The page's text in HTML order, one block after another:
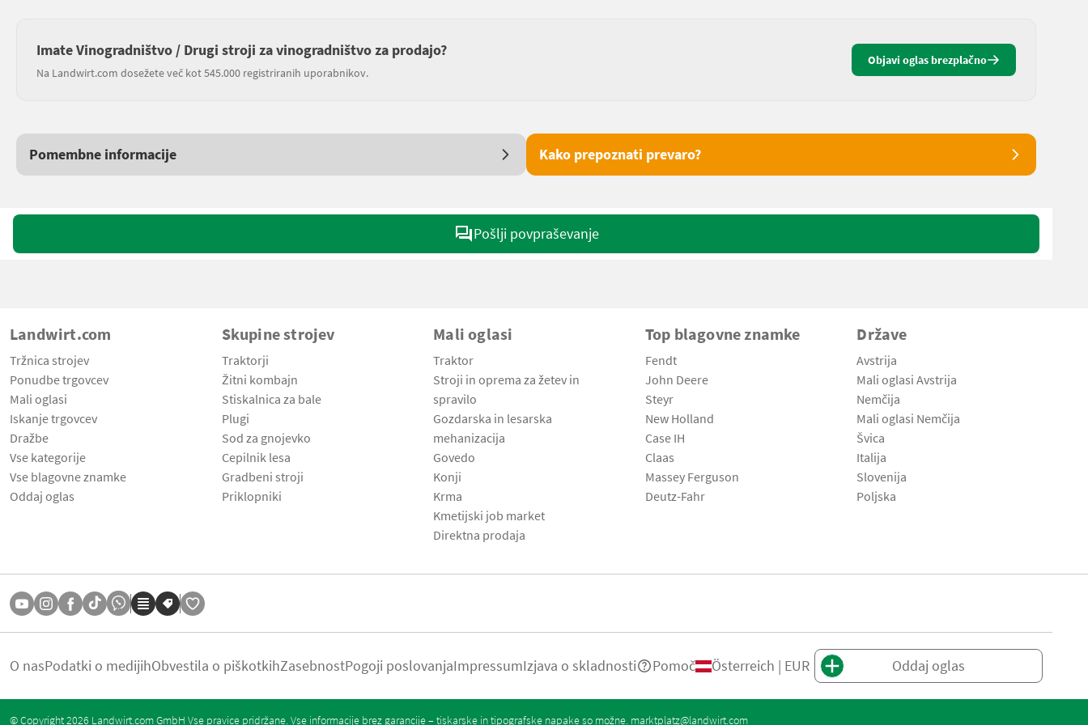
Imate Vinogradništvo / Drugi stroji za vinogradništvo za prodajo?
Na Landwirt.com dosežete več kot 545.000 registriranih uporabnikov.
Objavi oglas brezplačno
Pomembne informacije Kako prepoznati prevaro?
Pošlji povpraševanje
Landwirt.com
Tržnica strojev
Ponudbe trgovcev
Mali oglasi
Iskanje trgovcev
Dražbe
Vse kategorije
Vse blagovne znamke
Oddaj oglas
Skupine strojev
Traktorji
Žitni kombajn
Stiskalnica za bale
Plugi
Sod za gnojevko
Cepilnik lesa
Gradbeni stroji
Priklopniki
Mali oglasi
Traktor
Stroji in oprema za žetev in
spravilo
Gozdarska in lesarska
mehanizacija
Govedo
Konji
Krma
Kmetijski job market
Direktna prodaja
Top blagovne znamke
Fendt
John Deere
Steyr
New Holland
Case IH
Claas
Massey Ferguson
Deutz-Fahr
Države
Avstrija
Mali oglasi Avstrija
Nemčija
Mali oglasi Nemčija
Švica
Italija
Slovenija
Poljska
O nasPodatki o medijihObvestila o piškotkihZasebnostPogoji poslovanjaImpressumIzjava o skladnosti Pomoč Österreich | EUR Oddaj oglas
© Copyright 2026 Landwirt.com GmbH Vse pravice pridržane. Vse informacije brez garancije – tiskarske in tipografske napake so možne. marktplatz@landwirt.com